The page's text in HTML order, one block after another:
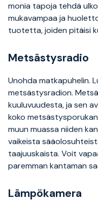
monia tapoja tehdä
mukavampaa ja
tuotetta, joiden pitäisi
Metsästysradio
Unohda matkapuhelin.
metsästysradion.
kuuluvuudesta, ja sen
koko
muun muassa niiden
vaikeista
taajuuskaista. Voit
paremman kantaman
Lämpökamera